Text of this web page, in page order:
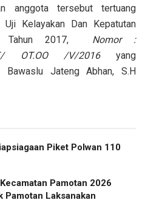
anggota tersebut tertuang
Kelayakan Dan Kepatutan
Tahun 2017, Nomor :
OT.OO /V/2016yang
Bawaslu Jateng Abhan, S.H
Piket Polwan 110
Pamotan 2026
Laksanakan